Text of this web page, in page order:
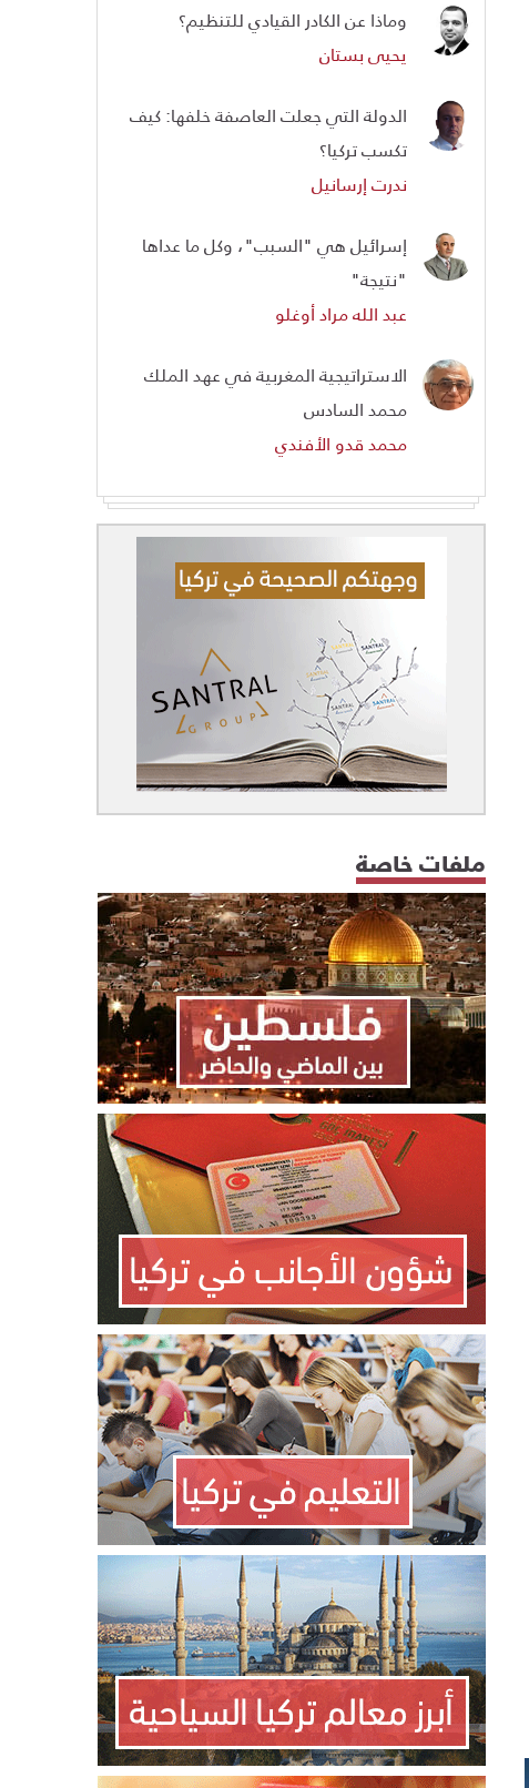
وماذا عن الكادر القيادي للتنظيم؟
يحيى بستان
الدولة التي جعلت العاصفة خلفها: كيف
تكسب تركيا؟
ندرت إرسانيل
إسرائيل هي "السبب"، وكل ما عداها
"نتيجة"
عبد الله مراد أوغلو
الاستراتيجية المغربية في عهد الملك
محمد السادس
محمد قدو الأفندي
ملفات خاصة